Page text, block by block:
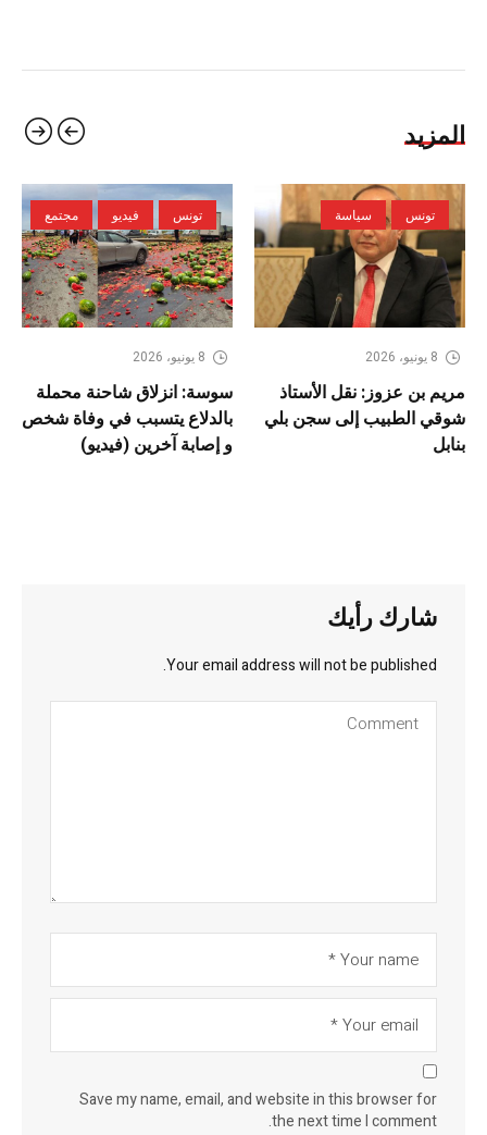
المزيد
تونس سياسة
8 يونيو، 2026
مريم بن عزوز: نقل الأستاذ
شوقي الطبيب إلى سجن بلي
بنابل
تونس فيديو مجتمع
8 يونيو، 2026
سوسة: انزلاق شاحنة محملة
بالدلاع يتسبب في وفاة شخص
و إصابة آخرين (فيديو)
شارك رأيك
Your email address will not be published.
Save my name, email, and website in this browser for
the next time I comment.